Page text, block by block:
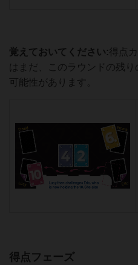
覚えておいてください:得点
はまだ、このラウンドの残り
可能性があります。
得点フェーズ